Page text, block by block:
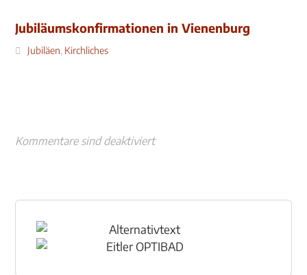
Jubiläumskonfirmationen in Vienenburg
Jubiläen, Kirchliches
Kommentare sind deaktiviert